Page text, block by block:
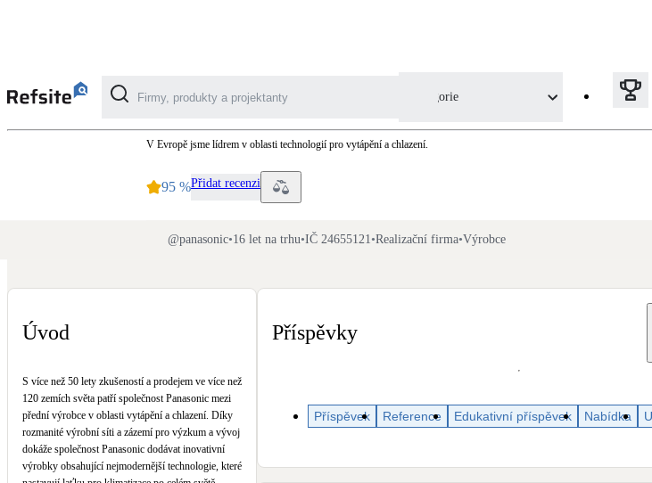
Kategorie
Na přípravu teplé vody i přitápění
Kotle
Hlavní zdroje vytápění
Bateriové úložiště
Pouze velké BESS
Stínicí technika
Panasonic
V Evropě jsme lídrem v oblasti technologií pro vytápění a chlazení.
95 %Přidat recenzi
@panasonic•16 let na trhu•IČ 24655121•Realizační firma•Výrobce
Úvod
S více než 50 lety zkušeností a prodejem ve více než
120 zemích světa patří společnost Panasonic mezi
přední výrobce v oblasti vytápění a chlazení. Díky
rozmanité výrobní síti a zázemí pro výzkum a vývoj
dokáže společnost Panasonic dodávat inovativní
výrobky obsahující nejmodernější technologie, které
Příspěvky
Příspěvek Reference Edukativní příspěvek Nabídka